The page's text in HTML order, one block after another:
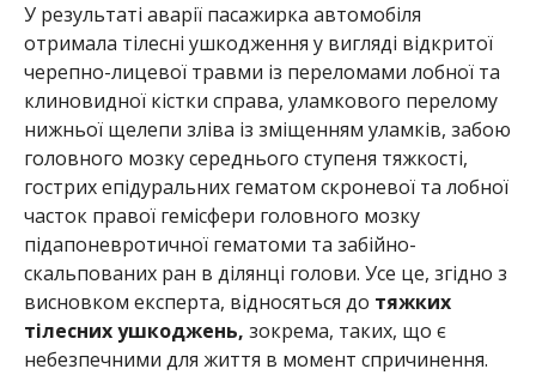
У результаті аварії пасажирка автомобіля
отримала тілесні ушкодження у вигляді відкритої
черепно-лицевої травми із переломами лобної та
клиновидної кістки справа, уламкового перелому
нижньої щелепи зліва із зміщенням уламків, забою
головного мозку середнього ступеня тяжкості,
гострих епідуральних гематом скроневої та лобної
часток правої гемісфери головного мозку
підапоневротичної гематоми та забійно-
скальпованих ран в ділянці голови. Усе це, згідно з
висновком експерта, відносяться до тяжких
тілесних ушкоджень, зокрема, таких, що є
небезпечними для життя в момент спричинення.